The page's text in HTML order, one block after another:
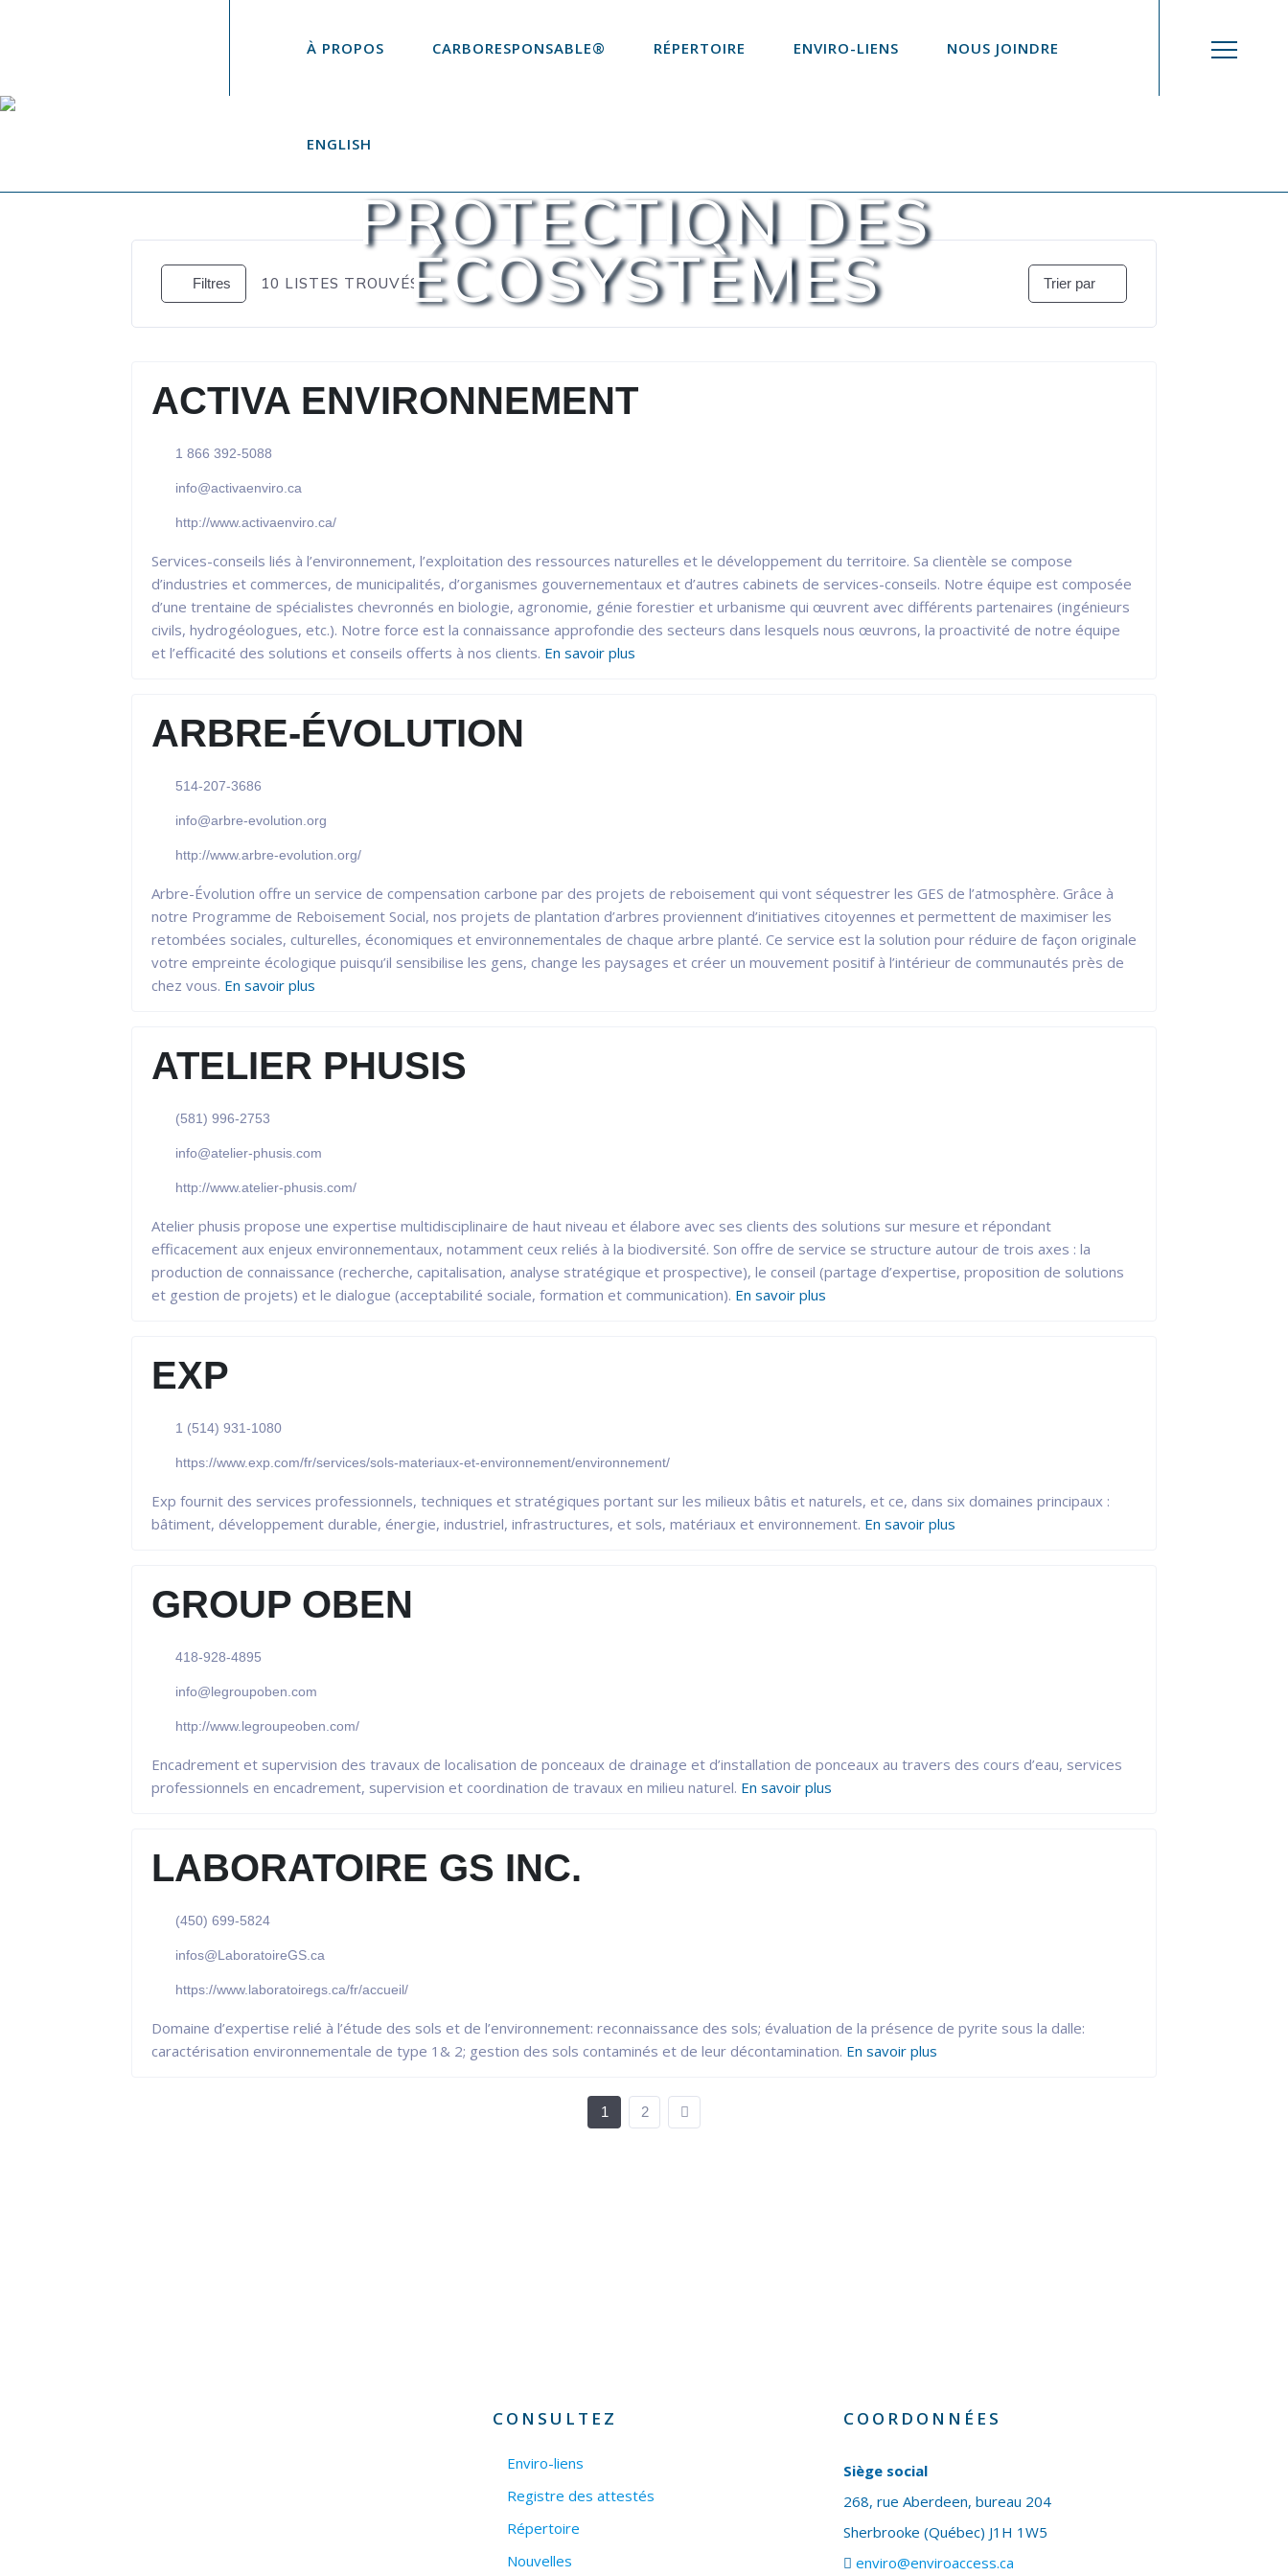
À PROPOS CARBORESPONSABLE® RÉPERTOIRE ENVIRO-LIENS NOUS JOINDRE
ENGLISH
PROTECTION DES
ÉCOSYSTÈMES
Filtres 10 LISTES TROUVÉS Trier par
ACTIVA ENVIRONNEMENT
1 866 392-5088
info@activaenviro.ca
http://www.activaenviro.ca/
Services-conseils liés à l’environnement, l’exploitation des ressources naturelles et le développement du territoire. Sa clientèle se compose
d’industries et commerces, de municipalités, d’organismes gouvernementaux et d’autres cabinets de services-conseils. Notre équipe est composée
d’une trentaine de spécialistes chevronnés en biologie, agronomie, génie forestier et urbanisme qui œuvrent avec différents partenaires (ingénieurs
civils, hydrogéologues, etc.). Notre force est la connaissance approfondie des secteurs dans lesquels nous œuvrons, la proactivité de notre équipe
et l’efficacité des solutions et conseils offerts à nos clients. En savoir plus
ARBRE-ÉVOLUTION
514-207-3686
info@arbre-evolution.org
http://www.arbre-evolution.org/
Arbre-Évolution offre un service de compensation carbone par des projets de reboisement qui vont séquestrer les GES de l’atmosphère. Grâce à
notre Programme de Reboisement Social, nos projets de plantation d’arbres proviennent d’initiatives citoyennes et permettent de maximiser les
retombées sociales, culturelles, économiques et environnementales de chaque arbre planté. Ce service est la solution pour réduire de façon originale
votre empreinte écologique puisqu’il sensibilise les gens, change les paysages et créer un mouvement positif à l’intérieur de communautés près de
chez vous. En savoir plus
ATELIER PHUSIS
(581) 996-2753
info@atelier-phusis.com
http://www.atelier-phusis.com/
Atelier phusis propose une expertise multidisciplinaire de haut niveau et élabore avec ses clients des solutions sur mesure et répondant
efficacement aux enjeux environnementaux, notamment ceux reliés à la biodiversité. Son offre de service se structure autour de trois axes : la
production de connaissance (recherche, capitalisation, analyse stratégique et prospective), le conseil (partage d’expertise, proposition de solutions
et gestion de projets) et le dialogue (acceptabilité sociale, formation et communication). En savoir plus
EXP
1 (514) 931-1080
https://www.exp.com/fr/services/sols-materiaux-et-environnement/environnement/
Exp fournit des services professionnels, techniques et stratégiques portant sur les milieux bâtis et naturels, et ce, dans six domaines principaux :
bâtiment, développement durable, énergie, industriel, infrastructures, et sols, matériaux et environnement. En savoir plus
GROUP OBEN
418-928-4895
info@legroupoben.com
http://www.legroupeoben.com/
Encadrement et supervision des travaux de localisation de ponceaux de drainage et d’installation de ponceaux au travers des cours d’eau, services
professionnels en encadrement, supervision et coordination de travaux en milieu naturel. En savoir plus
LABORATOIRE GS INC.
(450) 699-5824
infos@LaboratoireGS.ca
https://www.laboratoiregs.ca/fr/accueil/
Domaine d’expertise relié à l’étude des sols et de l’environnement: reconnaissance des sols; évaluation de la présence de pyrite sous la dalle:
caractérisation environnementale de type 1& 2; gestion des sols contaminés et de leur décontamination. En savoir plus
1 2
CONSULTEZ
Enviro-liens
Registre des attestés
Répertoire
Nouvelles
COORDONNÉES
Siège social
268, rue Aberdeen, bureau 204
Sherbrooke (Québec) J1H 1W5
enviro@enviroaccess.ca